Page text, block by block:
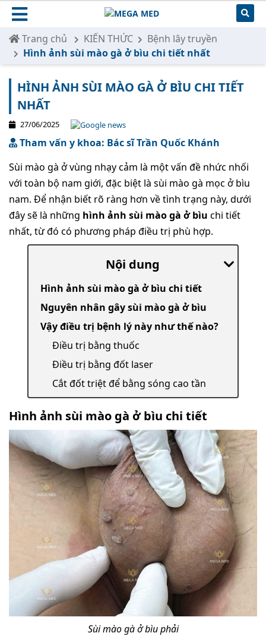
Trang chủ KIẾN THỨC
Bệnh lây truyền
Hình ảnh sùi mào gà ở bìu chi tiết nhất
HÌNH ẢNH SÙI MÀO GÀ Ở BÌU CHI TIẾT
NHẤT
27/06/2025
Tham vấn y khoa: Bác sĩ Trần Quốc Khánh
Sùi mào gà ở vùng nhạy cảm là một vấn đề nhức nhối
với toàn bộ nam giới, đặc biệt là sùi mào gà mọc ở bìu
nam. Để nhận biết rõ ràng hơn về tình trạng này, dưới
đây sẽ là những hình ảnh sùi mào gà ở bìu chi tiết
nhất, từ đó có phương pháp điều trị phù hợp.
Nội dung
Hình ảnh sùi mào gà ở bìu chi tiết
Nguyên nhân gây sùi mào gà ở bìu
Vậy điều trị bệnh lý này như thế nào?
Điều trị bằng thuốc
Điều trị bằng đốt laser
Cắt đốt triệt để bằng sóng cao tần
Hình ảnh sùi mào gà ở bìu chi tiết
Sùi mào gà ở bìu phải